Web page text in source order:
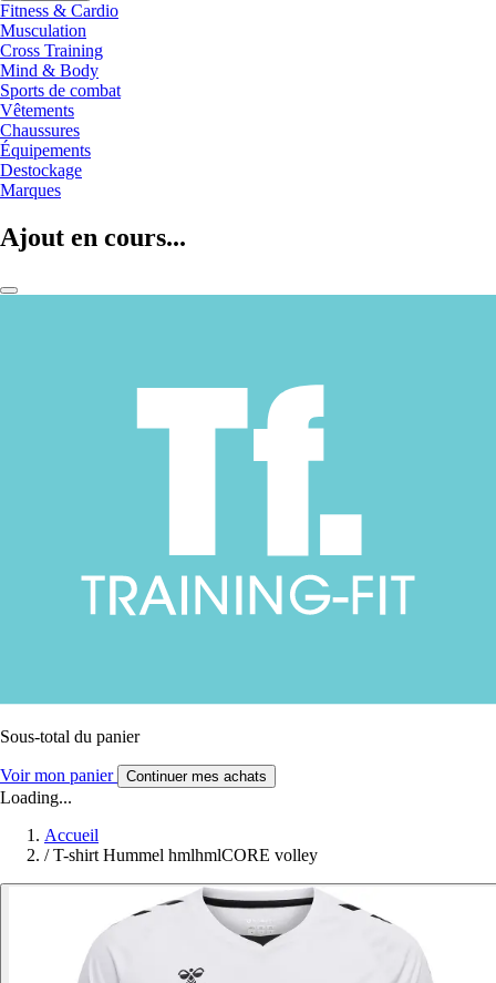
Fitness & Cardio
Musculation
Cross Training
Mind & Body
Sports de combat
Vêtements
Chaussures
Équipements
Destockage
Marques
Ajout en cours...
Sous-total du panier
Voir mon panier Continuer mes achats
Loading...
Accueil
/ T-shirt Hummel hmlhmlCORE volley